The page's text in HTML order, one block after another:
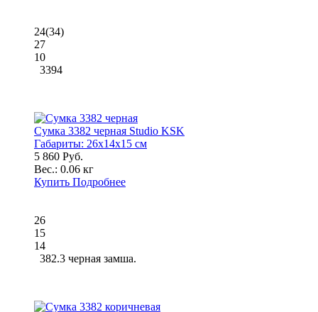
24(34)
27
10
3394
Сумка 3382 черная Studio KSK
Габариты: 26x14x15 см
5 860 Руб.
Вес.: 0.06 кг
Купить Подробнее
26
15
14
382.3 черная замша.